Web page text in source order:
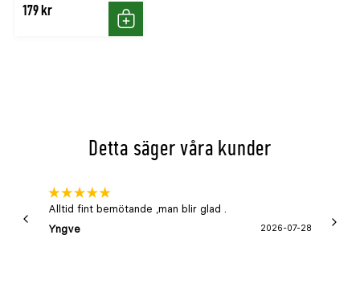
179 kr
Köp
Detta säger våra kunder
Alltid fint bemötande ,man blir glad .
Yngve
2026-07-28